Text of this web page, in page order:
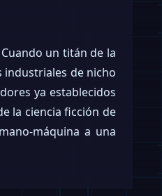
un titán de la
industriales de nicho
ya establecidos
la ciencia ficción de
máquina a una